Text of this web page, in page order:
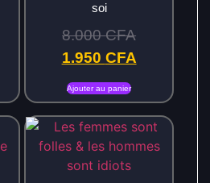
soi
8.000CFA
1.950 CFA
Ajouter au panier